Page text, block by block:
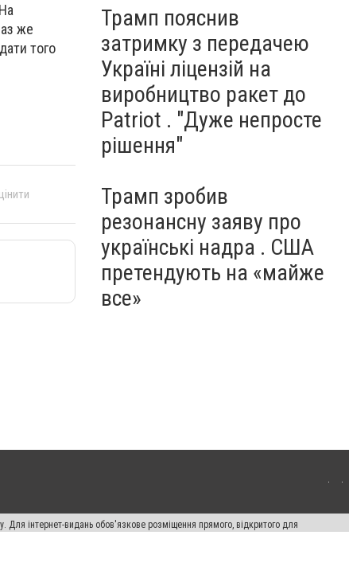
же
того
Трамп пояснив
затримку з передачею
Україні ліцензій на
виробництво ракет до
Patriot . "Дуже непросте
рішення"
Трамп зробив
резонансну заяву про
українські надра . США
претендують на «майже
все»
Для інтернет-видань обов'язкове розміщення прямого, відкритого для